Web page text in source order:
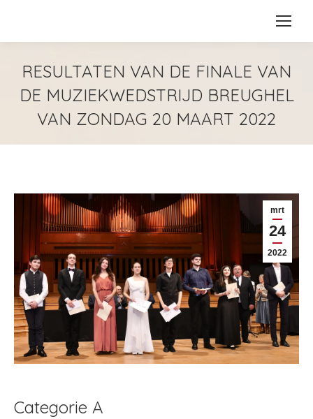
RESULTATEN VAN DE FINALE VAN
DE MUZIEKWEDSTRIJD BREUGHEL
VAN ZONDAG 20 MAART 2022
mrt
24
2022
Categorie A